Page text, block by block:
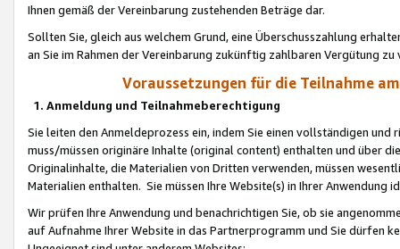
Ihnen gemäß der Vereinbarung zustehenden Beträge dar.
Sollten Sie, gleich aus welchem Grund, eine Überschusszahlung
an Sie im Rahmen der Vereinbarung zukünftig zahlbaren Vergütung zu
Voraussetzungen für die Teilnahme
1. Anmeldung und Teilnahmeberechtigung
Sie leiten den Anmeldeprozess ein, indem Sie einen vollständigen
muss/müssen originäre Inhalte (original content) enthalten und über
Originalinhalte, die Materialien von Dritten verwenden, müssen
Materialien enthalten. Sie müssen Ihre Website(s) in Ihrer Anwendung
Wir prüfen Ihre Anwendung und benachrichtigen Sie, ob sie
auf Aufnahme Ihrer Website in das Partnerprogramm und Sie dürfen